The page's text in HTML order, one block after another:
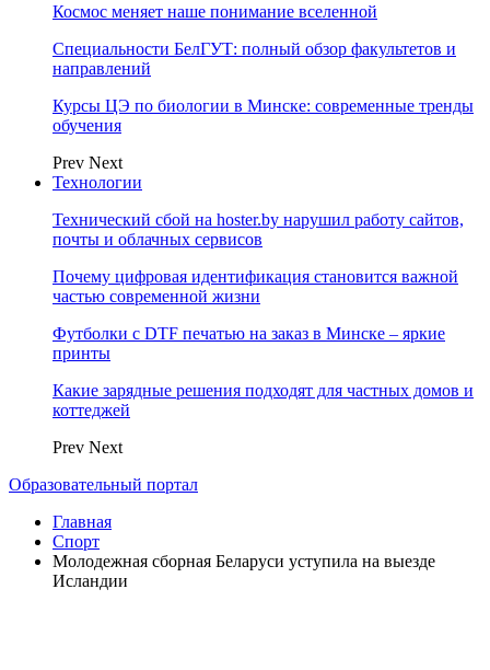
Космос меняет наше понимание вселенной
Специальности БелГУТ: полный обзор факультетов и
направлений
Курсы ЦЭ по биологии в Минске: современные тренды
обучения
Prev Next
Технологии
Технический сбой на hoster.by нарушил работу сайтов,
почты и облачных сервисов
Почему цифровая идентификация становится важной
частью современной жизни
Футболки с DTF печатью на заказ в Минске – яркие
принты
Какие зарядные решения подходят для частных домов и
коттеджей
Prev Next
Образовательный портал
Главная
Спорт
Молодежная сборная Беларуси уступила на выезде
Исландии